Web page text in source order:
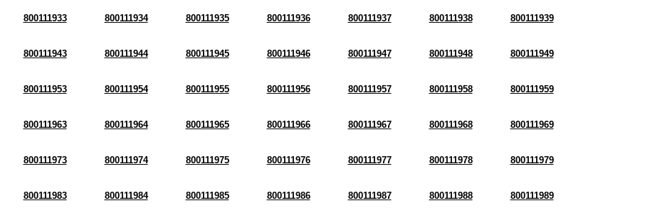
800111933 800111934 800111935 800111936 800111937 800111938 800111939
800111943 800111944 800111945 800111946 800111947 800111948 800111949
800111953 800111954 800111955 800111956 800111957 800111958 800111959
800111963 800111964 800111965 800111966 800111967 800111968 800111969
800111973 800111974 800111975 800111976 800111977 800111978 800111979
800111983 800111984 800111985 800111986 800111987 800111988 800111989